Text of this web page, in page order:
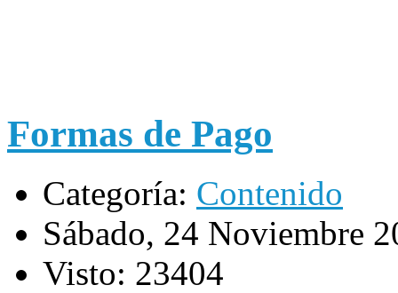
Formas de Pago
Categoría: Contenido
Sábado, 24 Noviembre
Visto: 23404